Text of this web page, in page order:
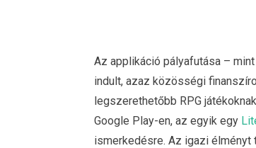
Az applikáció pályafutása –
indult, azaz közösségi
legszerethetőbb RPG
Google Play-en, az egyik egy
ismerkedésre. Az igazi élményt